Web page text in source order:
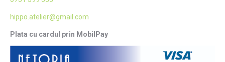
hippo.atelier@gmail.com
Plata cu cardul prin MobilPay